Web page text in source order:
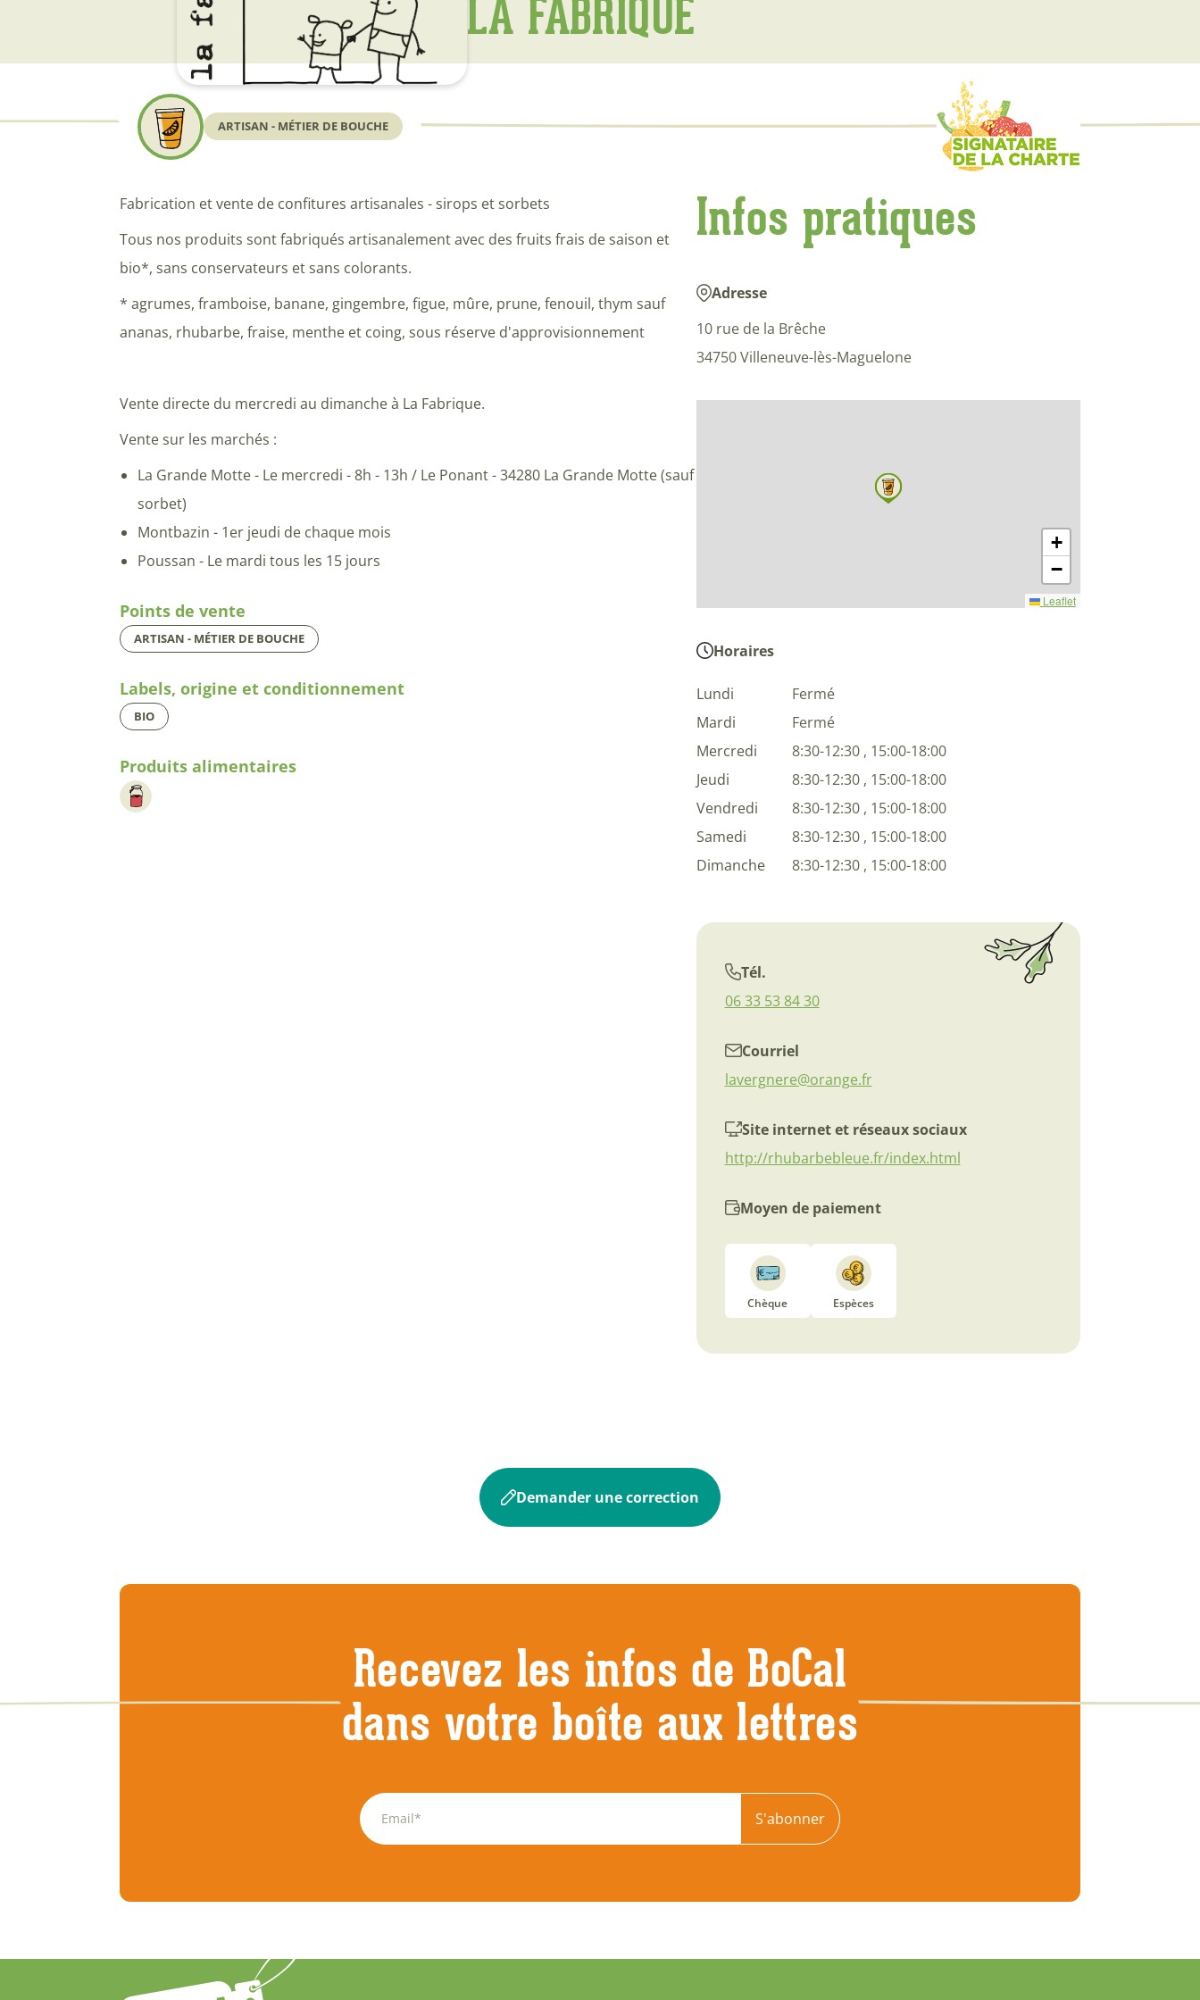
LA FABRIQUE
ARTISAN - MÉTIER DE BOUCHE
Fabrication et vente de confitures artisanales - sirops et sorbets
Tous nos produits sont fabriqués artisanalement avec des fruits frais de saison et
bio*, sans conservateurs et sans colorants.
* agrumes, framboise, banane, gingembre, figue, mûre, prune, fenouil, thym sauf
ananas, rhubarbe, fraise, menthe et coing, sous réserve d'approvisionnement
Vente directe du mercredi au dimanche à La Fabrique.
Vente sur les marchés :
La Grande Motte - Le mercredi - 8h - 13h / Le Ponant - 34280 La Grande Motte (sauf
sorbet)
Montbazin - 1er jeudi de chaque mois
Poussan - Le mardi tous les 15 jours
Points de vente
ARTISAN - MÉTIER DE BOUCHE
Labels, origine et conditionnement
BIO
Produits alimentaires
Infos pratiques
Adresse
10 rue de la Brêche
34750 Villeneuve-lès-Maguelone
+
−
Leaflet
Horaires
Lundi
Fermé
Mardi
Fermé
Mercredi
8:30-12:30 , 15:00-18:00
Jeudi
8:30-12:30 , 15:00-18:00
Vendredi
8:30-12:30 , 15:00-18:00
Samedi
8:30-12:30 , 15:00-18:00
Dimanche
8:30-12:30 , 15:00-18:00
Tél.
06 33 53 84 30
Courriel
lavergnere@orange.fr
Site internet et réseaux sociaux
http://rhubarbebleue.fr/index.html
Moyen de paiement
Chèque Espèces
Demander une correction
Recevez les infos de BoCal
dans votre boîte aux lettres
S'abonner